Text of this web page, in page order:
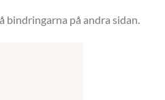
bindringarna på andra sidan.